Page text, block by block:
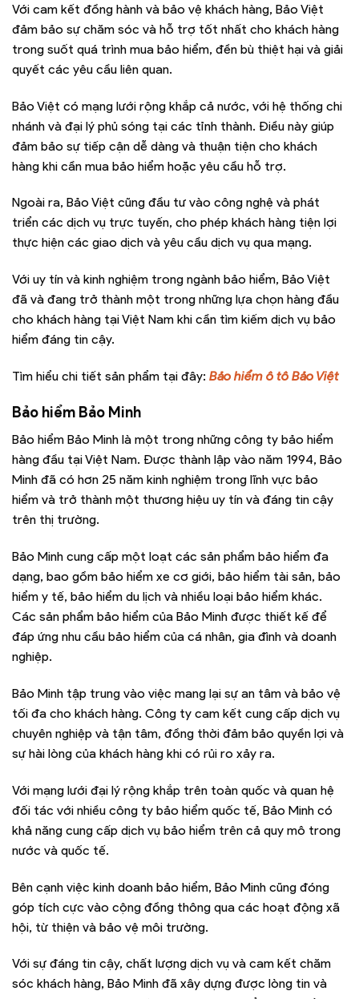
Với cam kết đồng hành và bảo vệ khách hàng, Bảo Việt
đảm bảo sự chăm sóc và hỗ trợ tốt nhất cho khách hàng
trong suốt quá trình mua bảo hiểm, đền bù thiệt hại và giải
quyết các yêu cầu liên quan.
Bảo Việt có mạng lưới rộng khắp cả nước, với hệ thống chi
nhánh và đại lý phủ sóng tại các tỉnh thành. Điều này giúp
đảm bảo sự tiếp cận dễ dàng và thuận tiện cho khách
hàng khi cần mua bảo hiểm hoặc yêu cầu hỗ trợ.
Ngoài ra, Bảo Việt cũng đầu tư vào công nghệ và phát
triển các dịch vụ trực tuyến, cho phép khách hàng tiện lợi
thực hiện các giao dịch và yêu cầu dịch vụ qua mạng.
Với uy tín và kinh nghiệm trong ngành bảo hiểm, Bảo Việt
đã và đang trở thành một trong những lựa chọn hàng đầu
cho khách hàng tại Việt Nam khi cần tìm kiếm dịch vụ bảo
hiểm đáng tin cậy.
Tìm hiểu chi tiết sản phẩm tại đây: Bảo hiểm ô tô Bảo Việt
Bảo hiểm Bảo Minh
Bảo hiểm Bảo Minh là một trong những công ty bảo hiểm
hàng đầu tại Việt Nam. Được thành lập vào năm 1994, Bảo
Minh đã có hơn 25 năm kinh nghiệm trong lĩnh vực bảo
hiểm và trở thành một thương hiệu uy tín và đáng tin cậy
trên thị trường.
Bảo Minh cung cấp một loạt các sản phẩm bảo hiểm đa
dạng, bao gồm bảo hiểm xe cơ giới, bảo hiểm tài sản, bảo
hiểm y tế, bảo hiểm du lịch và nhiều loại bảo hiểm khác.
Các sản phẩm bảo hiểm của Bảo Minh được thiết kế để
đáp ứng nhu cầu bảo hiểm của cá nhân, gia đình và doanh
nghiệp.
Bảo Minh tập trung vào việc mang lại sự an tâm và bảo vệ
tối đa cho khách hàng. Công ty cam kết cung cấp dịch vụ
chuyên nghiệp và tận tâm, đồng thời đảm bảo quyền lợi và
sự hài lòng của khách hàng khi có rủi ro xảy ra.
Với mạng lưới đại lý rộng khắp trên toàn quốc và quan hệ
đối tác với nhiều công ty bảo hiểm quốc tế, Bảo Minh có
khả năng cung cấp dịch vụ bảo hiểm trên cả quy mô trong
nước và quốc tế.
Bên cạnh việc kinh doanh bảo hiểm, Bảo Minh cũng đóng
góp tích cực vào cộng đồng thông qua các hoạt động xã
hội, từ thiện và bảo vệ môi trường.
Với sự đáng tin cậy, chất lượng dịch vụ và cam kết chăm
sóc khách hàng, Bảo Minh đã xây dựng được lòng tin và